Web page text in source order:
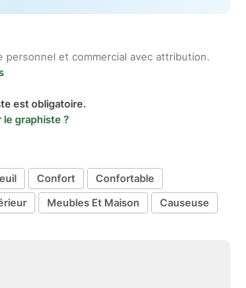
personnel et commercial avec attribution.
est obligatoire.
graphiste ?
Confort
Confortable
Meubles Et Maison Causeuse